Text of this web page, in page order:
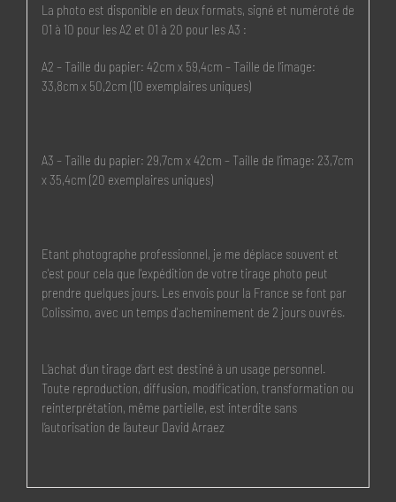
La photo est disponible en deux formats, signé et numéroté de
01 à 10 pour les A2 et 01 à 20 pour les A3 :
A2 – Taille du papier: 42cm x 59,4cm – Taille de l’image:
33,8cm x 50,2cm (10 exemplaires uniques)
A3 – Taille du papier: 29,7cm x 42cm – Taille de l’image: 23,7cm
x 35,4cm (20 exemplaires uniques)
Etant photographe professionnel, je me déplace souvent et
c'est pour cela que l'expédition de votre tirage photo peut
prendre quelques jours. Les envois pour la France se font par
Colissimo, avec un temps d'acheminement de 2 jours ouvrés.
L’achat d’un tirage d’art est destiné à un usage personnel.
Toute reproduction, diffusion, modification, transformation ou
reinterprétation, même partielle, est interdite sans
l’autorisation de l’auteur David Arraez